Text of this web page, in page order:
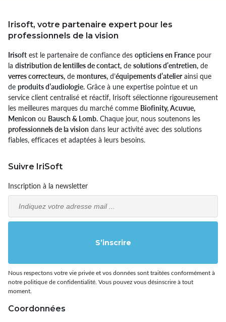
Irisoft, votre partenaire expert pour les
professionnels de la vision
Irisoft est le partenaire de confiance des opticiens en France pour
la distribution de lentilles de contact, de solutions d’entretien, de
verres correcteurs, de montures, d’équipements d’atelierainsi que
de produits d’audiologie. Grâce à une expertise pointue et un
service client centralisé et réactif, Irisoft sélectionne rigoureusement
les meilleures marques du marché comme Biofinity, Acuvue,
Menicon ou Bausch & Lomb. Chaque jour, nous soutenons les
professionnels de la vision dans leur activité avec des solutions
fiables, efficaces et adaptées à leurs besoins.
Suivre IriSoft
Inscription à la newsletter
Email
S’inscrire
Nous respectons votre vie privée et vos données sont traitées conformément à
notre politique de confidentialité. Vous pouvez vous désinscrire à tout
moment.
Coordonnées